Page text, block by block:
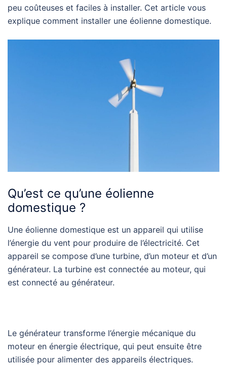
peu coûteuses et faciles à installer. Cet article vous
explique comment installer une éolienne domestique.
Qu’est ce qu’une éolienne
domestique ?
Une éolienne domestique est un appareil qui utilise
l’énergie du vent pour produire de l’électricité. Cet
appareil se compose d’une turbine, d’un moteur et d’un
générateur. La turbine est connectée au moteur, qui
est connecté au générateur.
Le générateur transforme l’énergie mécanique du
moteur en énergie électrique, qui peut ensuite être
utilisée pour alimenter des appareils électriques.